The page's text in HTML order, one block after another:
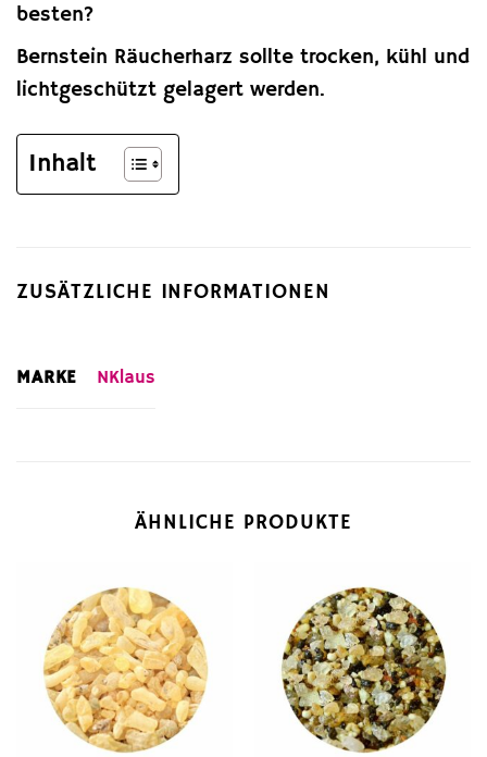
besten?
Bernstein Räucherharz sollte trocken, kühl und
lichtgeschützt gelagert werden.
Inhalt
ZUSÄTZLICHE INFORMATIONEN
MARKE NKlaus
ÄHNLICHE PRODUKTE